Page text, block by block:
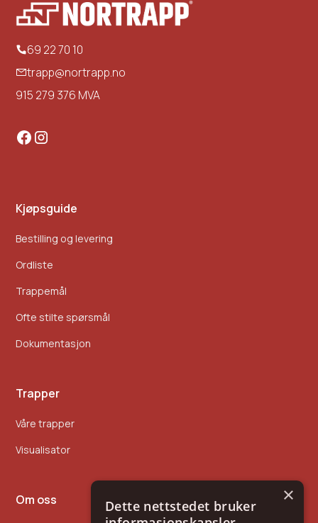
69 22 70 10
trapp@nortrapp.no
915 279 376 MVA
Kjøpsguide
Bestilling og levering
Ordliste
Trappemål
Ofte stilte spørsmål
Dokumentasjon
Trapper
Våre trapper
Visualisator
Om oss ×
Dette nettstedet bruker